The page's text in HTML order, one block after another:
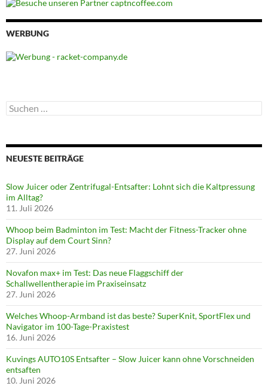
WERBUNG
Suchen
nach:
NEUESTE BEITRÄGE
Slow Juicer oder Zentrifugal-Entsafter: Lohnt sich die Kaltpressung
im Alltag?
11. Juli 2026
Whoop beim Badminton im Test: Macht der Fitness-Tracker ohne
Display auf dem Court Sinn?
27. Juni 2026
Novafon max+ im Test: Das neue Flaggschiff der
Schallwellentherapie im Praxiseinsatz
27. Juni 2026
Welches Whoop-Armband ist das beste? SuperKnit, SportFlex und
Navigator im 100-Tage-Praxistest
16. Juni 2026
Kuvings AUTO10S Entsafter – Slow Juicer kann ohne Vorschneiden
entsaften
10. Juni 2026